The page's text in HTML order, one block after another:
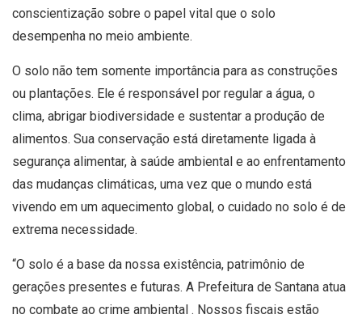
conscientização sobre o papel vital que o solo
desempenha no meio ambiente.
O solo não tem somente importância para as construções
ou plantações. Ele é responsável por regular a água, o
clima, abrigar biodiversidade e sustentar a produção de
alimentos. Sua conservação está diretamente ligada à
segurança alimentar, à saúde ambiental e ao enfrentamento
das mudanças climáticas, uma vez que o mundo está
vivendo em um aquecimento global, o cuidado no solo é de
extrema necessidade.
“O solo é a base da nossa existência, patrimônio de
gerações presentes e futuras. A Prefeitura de Santana atua
no combate ao crime ambiental . Nossos fiscais estão